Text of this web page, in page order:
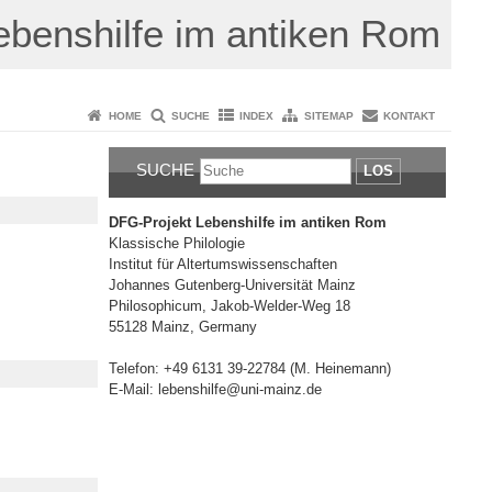
im antiken Rom
HOME SUCHE INDEX SITEMAP KONTAKT
SUCHE LOS
DFG-Projekt Lebenshilfe im antiken Rom
Klassische Philologie
Institut für Altertumswissenschaften
Johannes Gutenberg-Universität Mainz
Philosophicum, Jakob-Welder-Weg 18
55128 Mainz, Germany
Telefon: +49 6131 39-22784 (M. Heinemann)
E-Mail: lebenshilfe@uni-mainz.de